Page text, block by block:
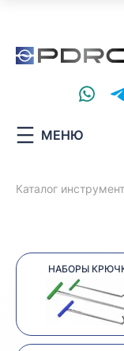
МЕНЮ
Каталог
НАБОРЫ